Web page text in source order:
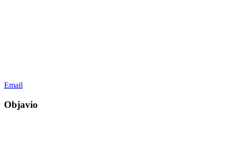
Email
Objavio